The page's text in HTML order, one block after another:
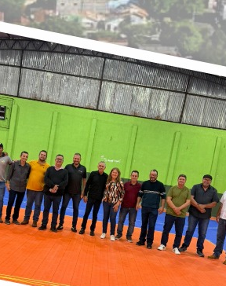
– SEPL
do Baú
km de asfalto